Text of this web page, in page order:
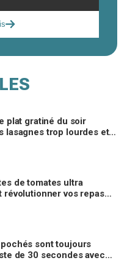
plat gratiné du soir
lasagnes trop lourdes et
de tomates ultra
révolutionner vos repas
sont toujours
de 30 secondes avec